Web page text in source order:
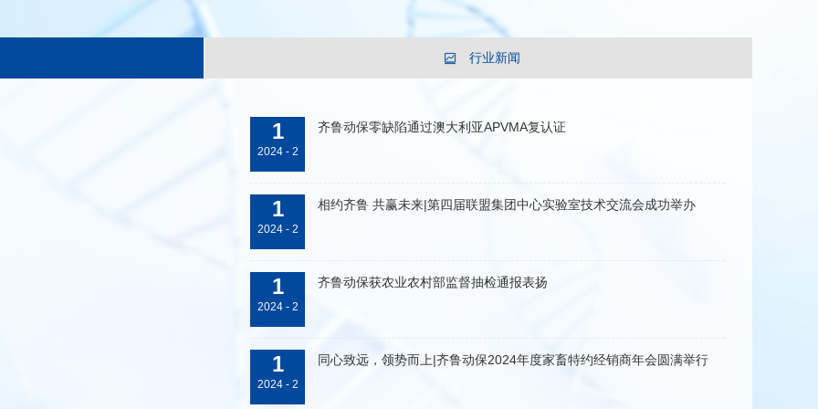
行业新闻
1
2024 - 2
齐鲁动保零缺陷通过澳大利亚APVMA复认证
1
2024 - 2
相约齐鲁 共赢未来|第四届联盟集团中心实验室技术交流会成功举办
1
2024 - 2
齐鲁动保获农业农村部监督抽检通报表扬
1
2024 - 2
同心致远，领势而上|齐鲁动保2024年度家畜特约经销商年会圆满举行